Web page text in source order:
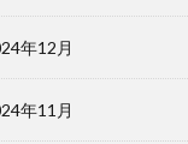
年12月
年11月